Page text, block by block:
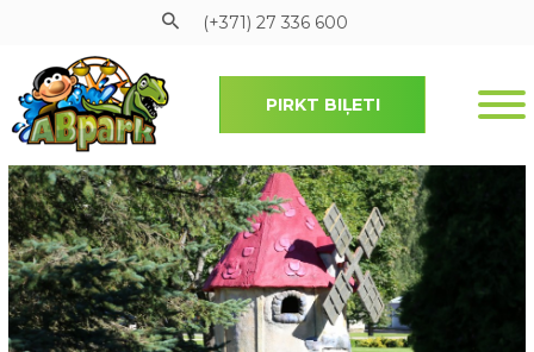
Pāriet uz galveno saturu
(+371) 27 336 600
PIRKT BIĻETI